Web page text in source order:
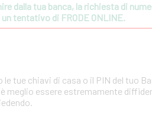
dalla tua banca, la richiesta di
tentativo di FRODE ONLINE.
tue chiavi di casa o il PIN del tuo
meglio essere estremamente